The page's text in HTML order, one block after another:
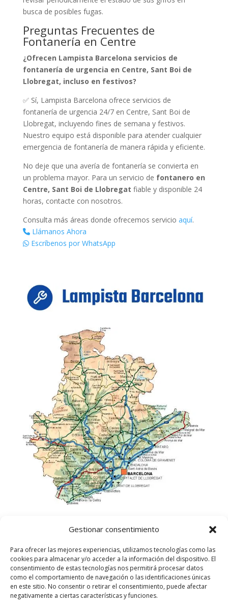
Gestionar consentimiento
Para ofrecer las mejores experiencias, utilizamos tecnologías como las
cookies para almacenar y/o acceder a la información del dispositivo. El
consentimiento de estas tecnologías nos permitirá procesar datos
como el comportamiento de navegación o las identificaciones únicas
en este sitio. No consentir o retirar el consentimiento, puede afectar
negativamente a ciertas características y funciones.
busca de posibles fugas.
Preguntas Frecuentes de
Fontanería en Centre
¿Ofrecen Lampista Barcelona servicios de
fontanería de urgencia en Centre, Sant Boi de
Llobregat, incluso en festivos?
✅ Sí, Lampista Barcelona ofrece servicios de
fontanería de urgencia 24/7 en Centre, Sant Boi de
Llobregat, incluyendo fines de semana y festivos.
Nuestro equipo está disponible para atender cualquier
emergencia de fontanería de manera rápida y eficiente.
No deje que una avería de fontanería se convierta en
un problema mayor. Para un servicio de fontanero en
Centre, Sant Boi de Llobregat fiable y disponible 24
horas, contacte con nosotros.
Consulta más áreas donde ofrecemos servicio aquí.
Llámanos Ahora
Escríbenos por WhatsApp